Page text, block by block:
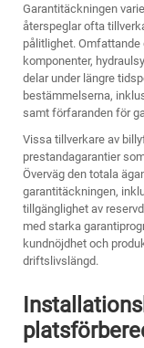
Garantitäckningen
återspeglar ofta
pålitlighet.
komponenter,
delar under längre
bestämmelserna,
samt förfaranden för
Vissa tillverkare av
prestandagarantier
Överväg den totala
garantitäckningen,
tillgänglighet av
med starka
kundnöjdhet och
driftslivslängd.